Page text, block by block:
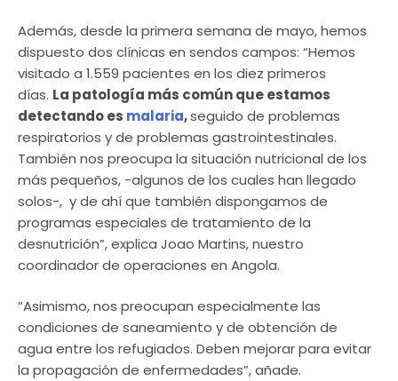
Además, desde la primera semana de mayo, hemos
dispuesto dos clínicas en sendos campos: “Hemos
visitado a 1.559 pacientes en los diez primeros
días. La patología más común que estamos
detectando es malaria,seguido de problemas
respiratorios y de problemas gastrointestinales.
También nos preocupa la situación nutricional de los
más pequeños, -algunos de los cuales han llegado
solos-, y de ahí que también dispongamos de
programas especiales de tratamiento de la
desnutrición”, explica Joao Martins, nuestro
coordinador de operaciones en Angola.
“Asimismo, nos preocupan especialmente las
condiciones de saneamiento y de obtención de
agua entre los refugiados. Deben mejorar para evitar
la propagación de enfermedades”, añade.